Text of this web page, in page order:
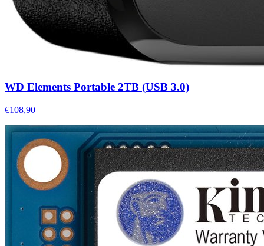
WD Elements Portable 2TB (USB 3.0)
€108,90